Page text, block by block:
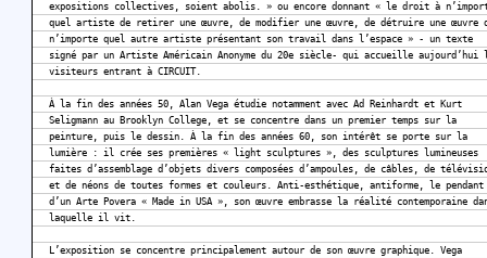
expositions collectives, soient abolis. » ou encore donnant « le droit à
quel artiste de retirer une œuvre, de modifier une œuvre, de détruire une œuvre
n’importe quel autre artiste présentant son travail dans l’espace » - un texte
signé par un Artiste Américain Anonyme du 20e siècle- qui accueille aujourd’hui
visiteurs entrant à CIRCUIT.
À la fin des années 50, Alan Vega étudie notamment avec Ad Reinhardt et Kurt
Seligmann au Brooklyn College, et se concentre dans un premier temps sur la
peinture, puis le dessin. À la fin des années 60, son intérêt se porte sur la
lumière : il crée ses premières « light sculptures », des sculptures lumineuses
faites d’assemblage d’objets divers composées d’ampoules, de câbles, de
et de néons de toutes formes et couleurs. Anti-esthétique, antiforme, le pendant
d’un Arte Povera « Made in USA », son œuvre embrasse la réalité contemporaine
laquelle il vit.
L’exposition se concentre principalement autour de son œuvre graphique. Vega